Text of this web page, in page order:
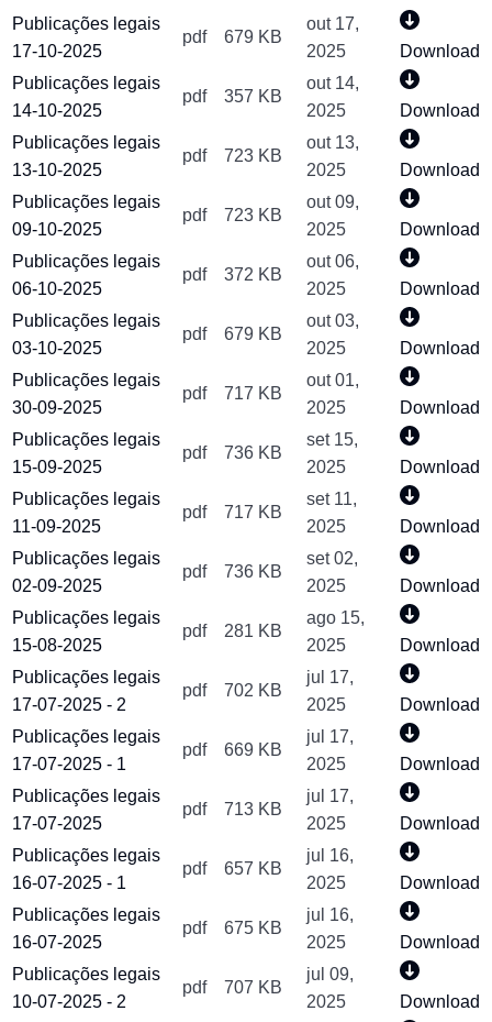
Publicações legais
17-10-2025
pdf 679 KB
out 17,
2025
Download
Publicações legais
14-10-2025
pdf 357 KB
out 14,
2025
Download
Publicações legais
13-10-2025
pdf 723 KB
out 13,
2025
Download
Publicações legais
09-10-2025
pdf 723 KB
out 09,
2025
Download
Publicações legais
06-10-2025
pdf 372 KB
out 06,
2025
Download
Publicações legais
03-10-2025
pdf 679 KB
out 03,
2025
Download
Publicações legais
30-09-2025
pdf 717 KB
out 01,
2025
Download
Publicações legais
15-09-2025
pdf 736 KB
set 15,
2025
Download
Publicações legais
11-09-2025
pdf 717 KB
set 11,
2025
Download
Publicações legais
02-09-2025
pdf 736 KB
set 02,
2025
Download
Publicações legais
15-08-2025
pdf 281 KB
ago 15,
2025
Download
Publicações legais
17-07-2025 - 2
pdf 702 KB
jul 17,
2025
Download
Publicações legais
17-07-2025 - 1
pdf 669 KB
jul 17,
2025
Download
Publicações legais
17-07-2025
pdf 713 KB
jul 17,
2025
Download
Publicações legais
16-07-2025 - 1
pdf 657 KB
jul 16,
2025
Download
Publicações legais
16-07-2025
pdf 675 KB
jul 16,
2025
Download
Publicações legais
10-07-2025 - 2
pdf 707 KB
jul 09,
2025
Download